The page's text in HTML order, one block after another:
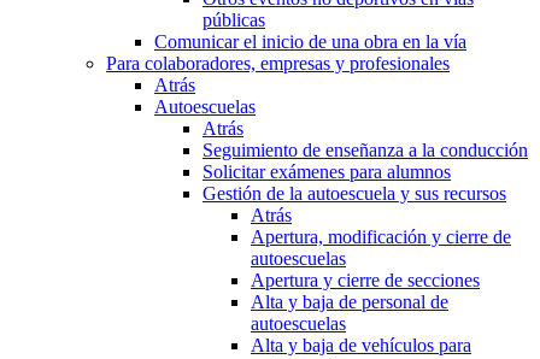
públicas
Comunicar el inicio de una obra en la vía
Para colaboradores, empresas y profesionales
Atrás
Autoescuelas
Atrás
Seguimiento de enseñanza a la conducción
Solicitar exámenes para alumnos
Gestión de la autoescuela y sus recursos
Atrás
Apertura, modificación y cierre de
autoescuelas
Apertura y cierre de secciones
Alta y baja de personal de
autoescuelas
Alta y baja de vehículos para